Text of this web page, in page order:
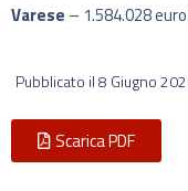
Varese – 1.584.028
Pubblicato il8 Giugno
Scarica PDF